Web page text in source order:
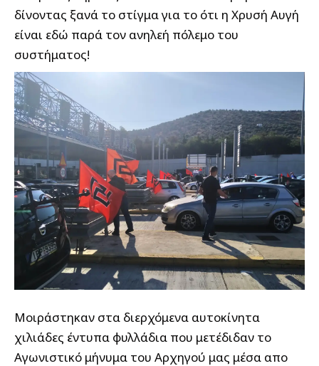
δίνοντας ξανά το στίγμα για το ότι η Χρυσή Αυγή
είναι εδώ παρά τον ανηλεή πόλεμο του
συστήματος!
Μοιράστηκαν στα διερχόμενα αυτοκίνητα
χιλιάδες έντυπα φυλλάδια που μετέδιδαν το
Αγωνιστικό μήνυμα του Αρχηγού μας μέσα απο